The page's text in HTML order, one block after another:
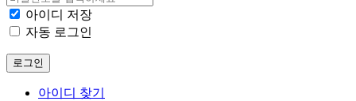
아이디 저장
자동 로그인
로그인
아이디 찾기